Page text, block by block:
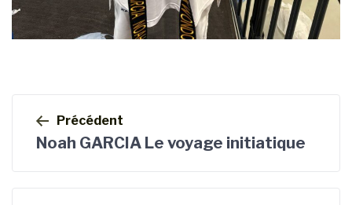
l’article
Précédent
Noah GARCIA Le voyage initiatique